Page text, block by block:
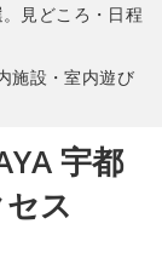
見どころ・日程
施設・室内遊び
宇都
ス